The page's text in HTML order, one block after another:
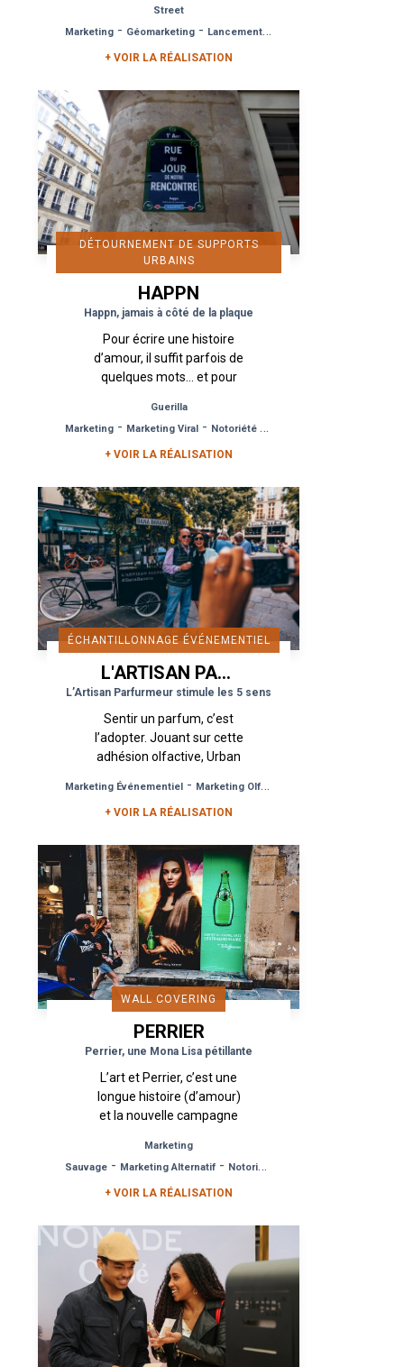
Guérilla Marketing éco-
responsable que le groupe
Orangina...
Street
Marketing - Géomarketing - Lancement de Produit
+ VOIR LA RÉALISATION
DÉTOURNEMENT DE SUPPORTS
URBAINS
HAPPN
Happn, jamais à côté de la plaque
Pour écrire une histoire
d’amour, il suffit parfois de
quelques mots… et pour
simplement lever la tête…Il
n’en faut pas plus aux
équipes...
Guerilla
Marketing - Marketing Viral - Notoriété de Marque
+ VOIR LA RÉALISATION
ÉCHANTILLONNAGE ÉVÉNEMENTIEL
L'ARTISAN PARFUMEUR
L’Artisan Parfurmeur stimule les 5 sens
Sentir un parfum, c’est
l’adopter. Jouant sur cette
adhésion olfactive, Urban
l’Artisan Parfumeur un
dispositif de street
Marketing Événementiel - Marketing Olfactif
+ VOIR LA RÉALISATION
WALL COVERING
PERRIER
Perrier, une Mona Lisa pétillante
L’art et Perrier, c’est une
longue histoire (d’amour)
et la nouvelle campagne
Cette fois, la marque
décide de sortir la Joconde
de sa...
Marketing
Sauvage - Marketing Alternatif - Notoriété de Marque
+ VOIR LA RÉALISATION